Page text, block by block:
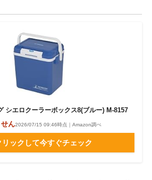
シエロクーラーボックス8(ブルー) M-8157
ん2026/07/15 09:46時点｜Amazon調べ
リックして今すぐチェック